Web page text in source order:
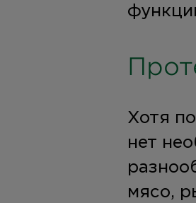
Хотя
нет
мясо,